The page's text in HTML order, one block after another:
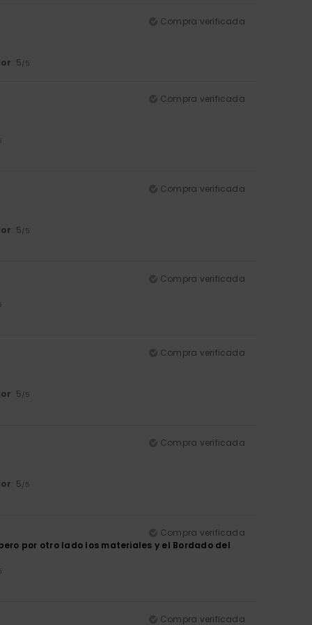
Compra verificada
: 5/5
Compra verificada
Compra verificada
: 5/5
Compra verificada
Compra verificada
: 5/5
Compra verificada
: 5/5
Compra verificada
por otro lado los materiales y el Bordado del
Compra verificada